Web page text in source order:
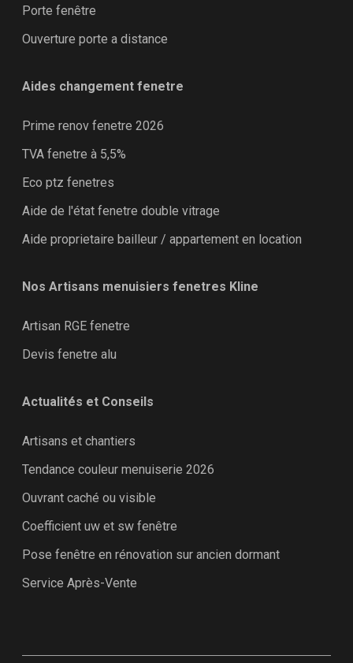
Porte fenêtre
Ouverture porte a distance
Aides changement fenetre
Prime renov fenetre 2026
TVA fenetre à 5,5%
Eco ptz fenetres
Aide de l'état fenetre double vitrage
Aide proprietaire bailleur / appartement en location
Nos Artisans menuisiers fenetres Kline
Artisan RGE fenetre
Devis fenetre alu
Actualités et Conseils
Artisans et chantiers
Tendance couleur menuiserie 2026
Ouvrant caché ou visible
Coefficient uw et sw fenêtre
Pose fenêtre en rénovation sur ancien dormant
Service Après-Vente